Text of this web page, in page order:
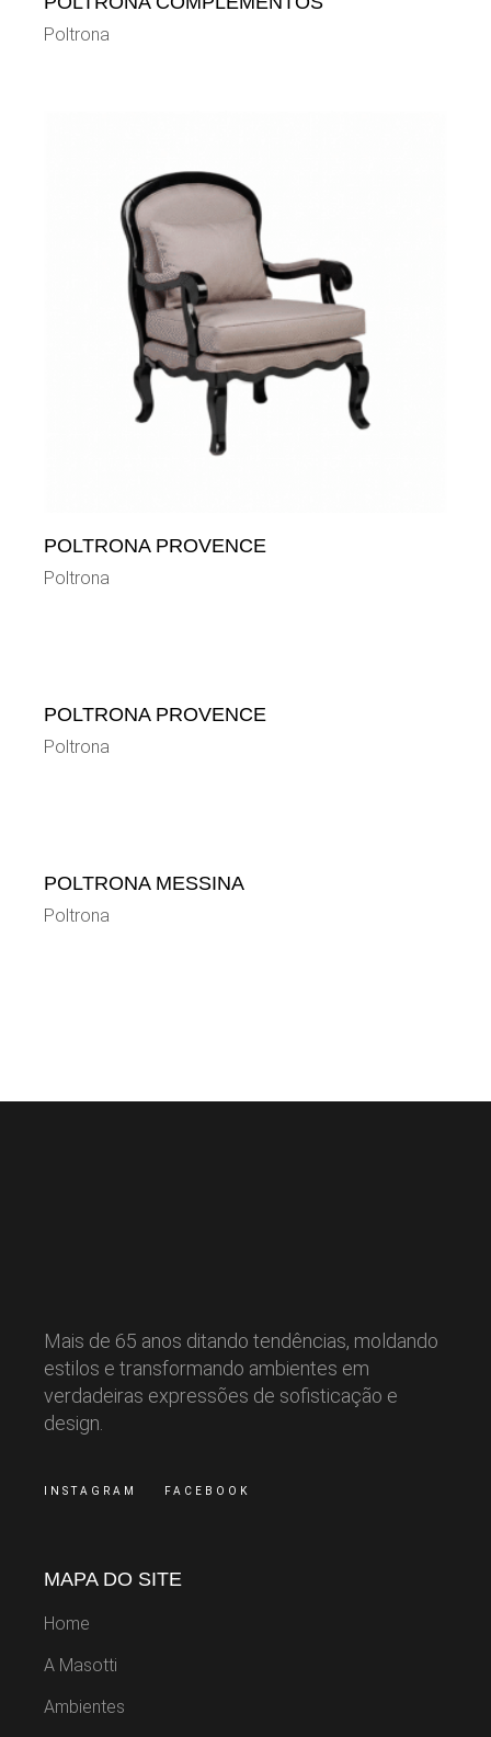
Poltrona
POLTRONA PROVENCE
Poltrona
POLTRONA PROVENCE
Poltrona
POLTRONA MESSINA
Poltrona
Mais de 65 anos ditando tendências, moldando
estilos e transformando ambientes em
verdadeiras expressões de sofisticação e
design.
INSTAGRAM FACEBOOK
MAPA DO SITE
Home
A Masotti
Ambientes